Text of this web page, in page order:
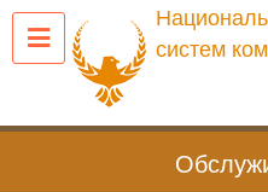
Перейти
содержанию
систем